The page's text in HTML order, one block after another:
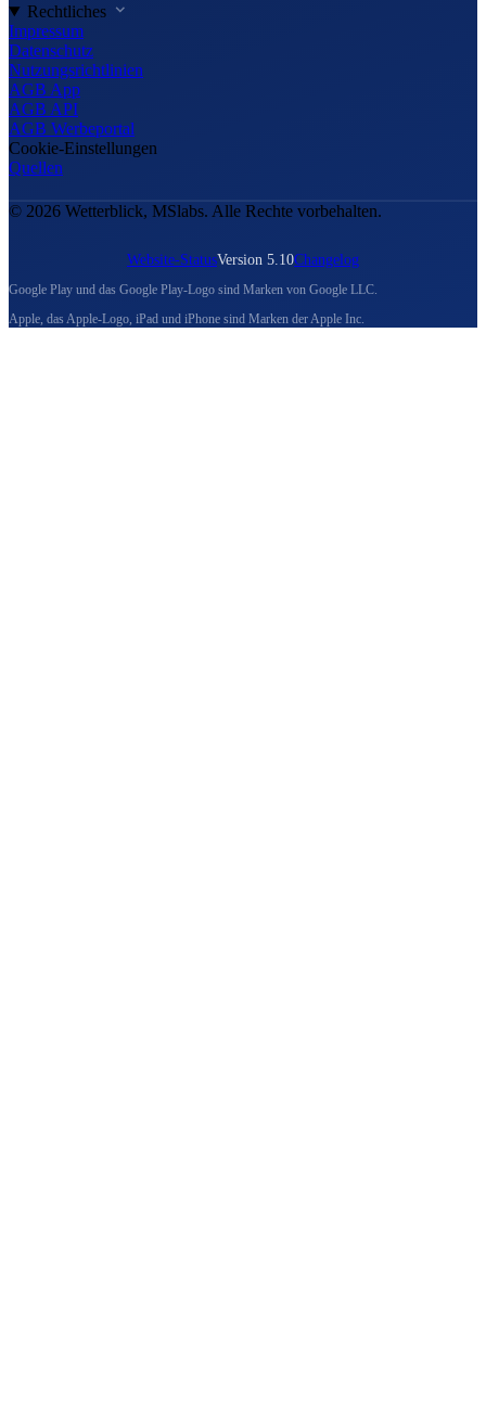
Rechtliches
Impressum
Datenschutz
Nutzungsrichtlinien
AGB App
AGB API
AGB Werbeportal
Cookie-Einstellungen
Quellen
© 2026 Wetterblick, MSlabs. Alle Rechte vorbehalten.
Website-StatusVersion 5.10Changelog
Google Play und das Google Play-Logo sind Marken von Google LLC.
Apple, das Apple-Logo, iPad und iPhone sind Marken der Apple Inc.